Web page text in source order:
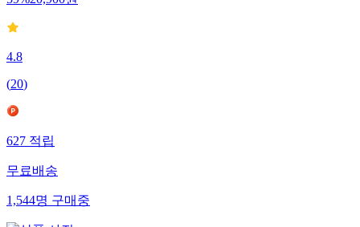
59%20,900원
4.8
(20)
627적립
무료배송
1,544명구매중